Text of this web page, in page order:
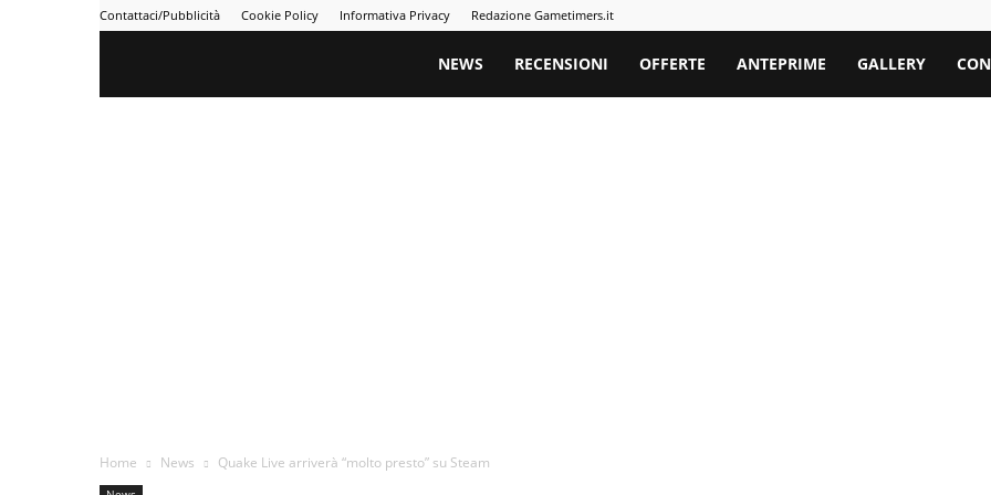
Contattaci/Pubblicità Cookie Policy Informativa Privacy Redazione Gametimers.it
Gametimers
NEWS RECENSIONI OFFERTE ANTEPRIME GALLERY
Home News Quake Live arriverà “molto presto” su Steam